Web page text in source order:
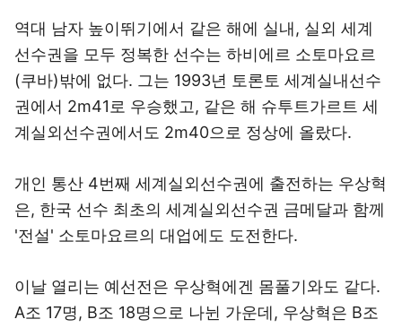
역대 남자 높이뛰기에서 같은 해에 실내, 실외 세계
선수권을 모두 정복한 선수는 하비에르 소토마요르
(쿠바)밖에 없다. 그는 1993년 토론토 세계실내선수
권에서 2m41로 우승했고, 같은 해 슈투트가르트 세
계실외선수권에서도 2m40으로 정상에 올랐다.
개인 통산 4번째 세계실외선수권에 출전하는 우상혁
은, 한국 선수 최초의 세계실외선수권 금메달과 함께
'전설' 소토마요르의 대업에도 도전한다.
이날 열리는 예선전은 우상혁에겐 몸풀기와도 같다.
A조 17명, B조 18명으로 나뉜 가운데, 우상혁은 B조